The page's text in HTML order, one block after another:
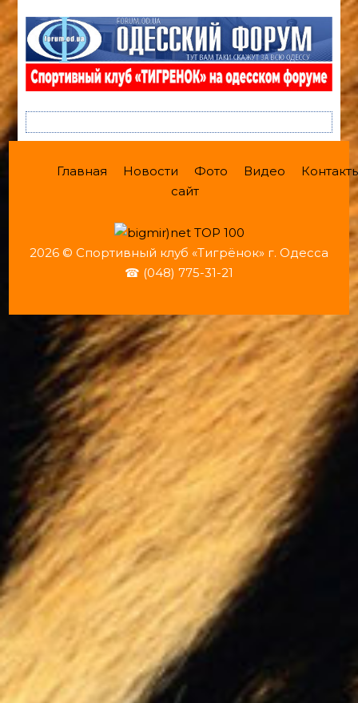
Главная Новости Фото Видео
сайт
2026 © Спортивный клуб «Тигрёнок» г. Одесса
☎ (048) 775-31-21